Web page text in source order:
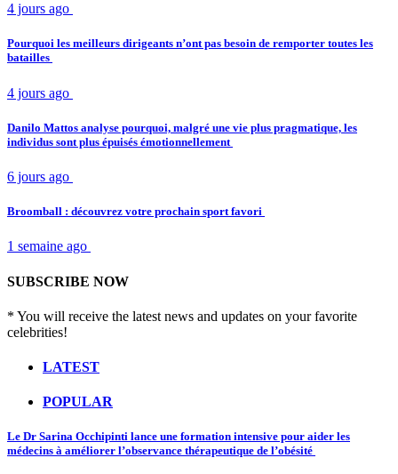
4 jours ago
Pourquoi les meilleurs dirigeants n’ont pas besoin de remporter toutes les
batailles
4 jours ago
Danilo Mattos analyse pourquoi, malgré une vie plus pragmatique, les
individus sont plus épuisés émotionnellement
6 jours ago
Broomball : découvrez votre prochain sport favori
1 semaine ago
SUBSCRIBE NOW
* You will receive the latest news and updates on your favorite
celebrities!
LATEST
POPULAR
Le Dr Sarina Occhipinti lance une formation intensive pour aider les
médecins à améliorer l’observance thérapeutique de l’obésité